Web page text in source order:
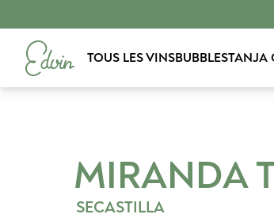
TOUS LES VINSBUBBLESTANJA
MIRANDA
SECASTILLA